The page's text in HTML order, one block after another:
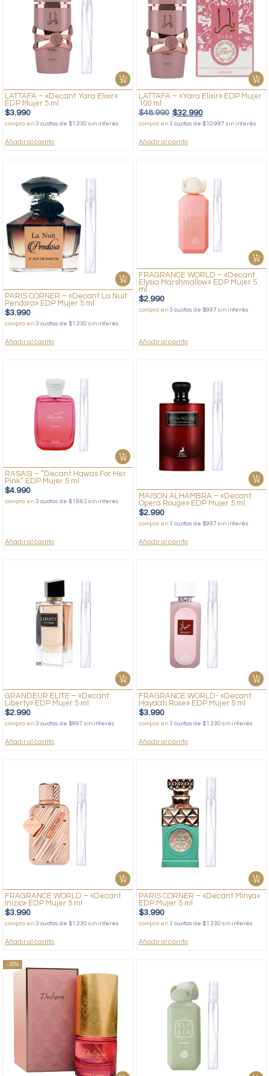
LATTAFA – «Decant Yara Elixir»
EDP Mujer 5 ml
$3.990
compra en3 cuotas de $1.330 sin interés
Añadir al carrito
LATTAFA – «Yara Elixir» EDP Mujer
100 ml
$48.990 $32.990
compra en 3 cuotas de $10.997 sin interés
Añadir al carrito
PARIS CORNER – «Decant La Nuit
Pendora» EDP Mujer 5 ml
$3.990
compra en3 cuotas de $1.330 sin interés
Añadir al carrito
FRAGRANCE WORLD – «Decant
Elysia Marshmallow» EDP Mujer 5
ml
$2.990
compra en 3 cuotas de $997 sin interés
Añadir al carrito
RASASI – “Decant Hawas For Her
Pink” EDP Mujer 5 ml
$4.990
compra en3 cuotas de $1.663 sin interés
Añadir al carrito
MAISON ALHAMBRA – «Decant
Opera Rouge» EDP Mujer 5 ml
$2.990
compra en 3 cuotas de $997 sin interés
Añadir al carrito
GRANDEUR ELITE – «Decant
Liberty» EDP Mujer 5 ml
$2.990
compra en3 cuotas de $997 sin interés
Añadir al carrito
FRAGRANCE WORLD- «Decant
Hayaati Rose» EDP Mujer 5 ml
$3.990
compra en 3 cuotas de $1.330 sin interés
Añadir al carrito
FRAGRANCE WORLD – «Decant
Inizio» EDP Mujer 5 ml
$3.990
compra en3 cuotas de $1.330 sin interés
Añadir al carrito
PARIS CORNER – «Decant Minya»
EDP Mujer 5 ml
$3.990
compra en 3 cuotas de $1.330 sin interés
Añadir al carrito
-35%